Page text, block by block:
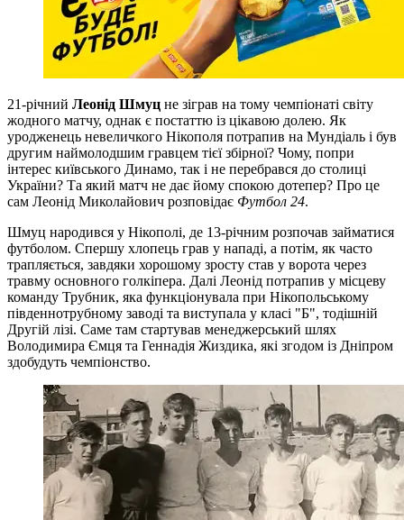
21-річний Леонід Шмуц не зіграв на тому чемпіонаті світу
жодного матчу, однак є постаттю із цікавою долею. Як
уродженець невеличкого Нікополя потрапив на Мундіаль і був
другим наймолодшим гравцем тієї збірної? Чому, попри
інтерес київського Динамо, так і не перебрався до столиці
України? Та який матч не дає йому спокою дотепер? Про це
сам Леонід Миколайович розповідає Футбол 24.
Шмуц народився у Нікополі, де 13-річним розпочав займатися
футболом. Спершу хлопець грав у нападі, а потім, як часто
трапляється, завдяки хорошому зросту став у ворота через
травму основного голкіпера. Далі Леонід потрапив у місцеву
команду Трубник, яка функціонувала при Нікопольському
південнотрубному заводі та виступала у класі "Б", тодішній
Другій лізі. Саме там стартував менеджерський шлях
Володимира Ємця та Геннадія Жиздика, які згодом із Дніпром
здобудуть чемпіонство.